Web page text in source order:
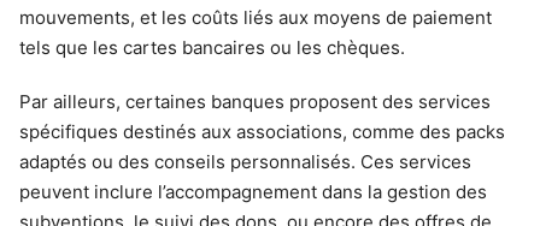
mouvements, et les coûts liés aux moyens de paiement
tels que les cartes bancaires ou les chèques.
Par ailleurs, certaines banques proposent des services
spécifiques destinés aux associations, comme des packs
adaptés ou des conseils personnalisés. Ces services
peuvent inclure l’accompagnement dans la gestion des